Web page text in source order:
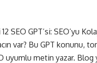
var? Bu GPT
metin yazar. Blog